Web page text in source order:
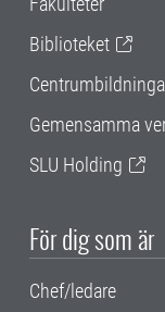
Biblioteket
Gemensamma
SLU Holding
För dig som är
Chef/ledare